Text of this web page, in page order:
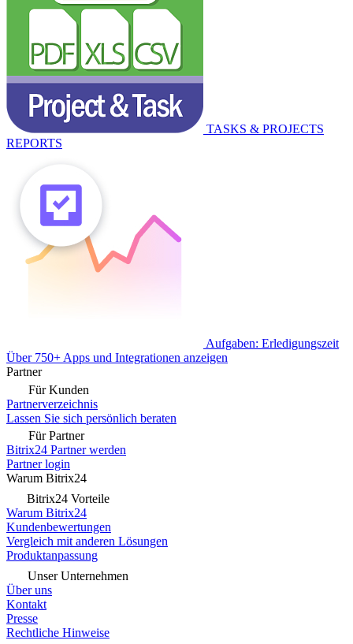
TASKS & PROJECTS
REPORTS
Aufgaben: Erledigungszeit
Über 750+ Apps und Integrationen anzeigen
Partner
Für Kunden
Partnerverzeichnis
Lassen Sie sich persönlich beraten
Für Partner
Bitrix24 Partner werden
Partner login
Warum Bitrix24
Bitrix24 Vorteile
Warum Bitrix24
Kundenbewertungen
Vergleich mit anderen Lösungen
Produktanpassung
Unser Unternehmen
Über uns
Kontakt
Presse
Rechtliche Hinweise